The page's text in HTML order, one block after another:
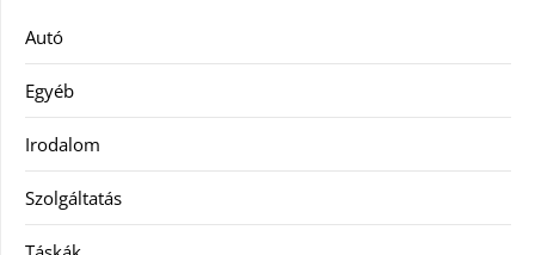
Autó
Egyéb
Irodalom
Szolgáltatás